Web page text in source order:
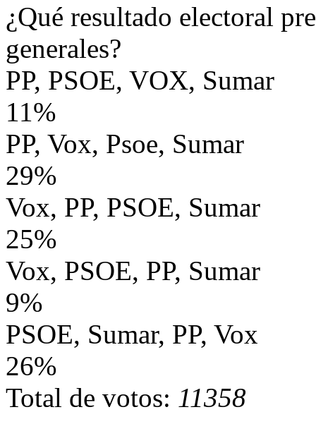
¿Qué resultado electoral
generales?
PP, PSOE, VOX, Sumar
11%
PP, Vox, Psoe, Sumar
29%
Vox, PP, PSOE, Sumar
25%
Vox, PSOE, PP, Sumar
9%
PSOE, Sumar, PP, Vox
26%
Total de votos: 11358